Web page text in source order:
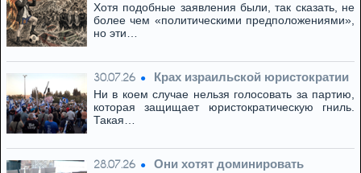
Хотя подобные заявления были, так сказать, не
более чем «политическими предположениями»,
но эти…
30.07.26 Крах израильской юристократии
Ни в коем случае нельзя голосовать за партию,
которая защищает юристократическую гниль.
Такая…
28.07.26 Они хотят доминировать